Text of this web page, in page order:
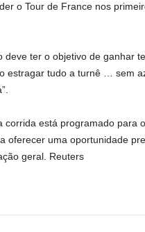
o Tour de France nos
deve ter o objetivo de ganhar
estragar tudo a turnê … sem
corrida está programado para
oferecer uma oportunidade
geral. Reuters